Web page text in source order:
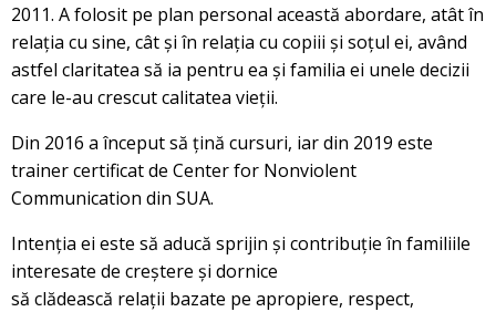
2011. A folosit pe plan personal această abordare, atât în
relația cu sine, cât și în relația cu copiii și soțul ei, având
astfel claritatea să ia pentru ea și familia ei unele decizii
care le-au crescut calitatea vieții.
Din 2016 a început să țină cursuri, iar din 2019 este
trainer certificat de Center for Nonviolent
Communication din SUA.
Intenția ei este să aducă sprijin și contribuție în familiile
interesate de creștere și dornice
să clădească relații bazate pe apropiere, respect,